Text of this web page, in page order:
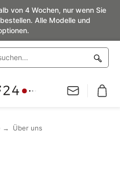
von 4 Wochen, nur wenn Sie
Alle Modelle und
Über uns